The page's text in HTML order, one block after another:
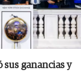
sus ganancias y